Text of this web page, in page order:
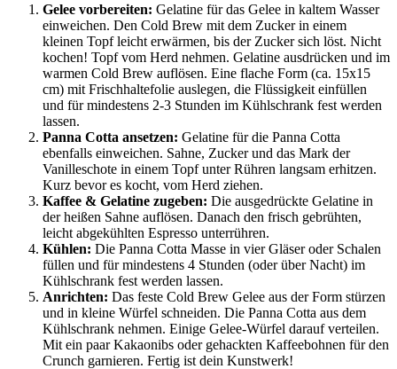
Gelee vorbereiten: Gelatine für das Gelee in kaltem Wasser
einweichen. Den Cold Brew mit dem Zucker in einem
kleinen Topf leicht erwärmen, bis der Zucker sich löst. Nicht
kochen! Topf vom Herd nehmen. Gelatine ausdrücken und im
warmen Cold Brew auflösen. Eine flache Form (ca. 15x15
cm) mit Frischhaltefolie auslegen, die Flüssigkeit einfüllen
und für mindestens 2-3 Stunden im Kühlschrank fest werden
lassen.
Panna Cotta ansetzen: Gelatine für die Panna Cotta
ebenfalls einweichen. Sahne, Zucker und das Mark der
Vanilleschote in einem Topf unter Rühren langsam erhitzen.
Kurz bevor es kocht, vom Herd ziehen.
Kaffee & Gelatine zugeben: Die ausgedrückte Gelatine in
der heißen Sahne auflösen. Danach den frisch gebrühten,
leicht abgekühlten Espresso unterrühren.
Kühlen: Die Panna Cotta Masse in vier Gläser oder Schalen
füllen und für mindestens 4 Stunden (oder über Nacht) im
Kühlschrank fest werden lassen.
Anrichten: Das feste Cold Brew Gelee aus der Form stürzen
und in kleine Würfel schneiden. Die Panna Cotta aus dem
Kühlschrank nehmen. Einige Gelee-Würfel darauf verteilen.
Mit ein paar Kakaonibs oder gehackten Kaffeebohnen für den
Crunch garnieren. Fertig ist dein Kunstwerk!